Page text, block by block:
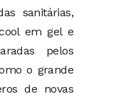
sanitárias,
em gel e
pelos
o grande
de novas